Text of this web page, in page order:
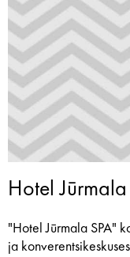
Hotel Jūrmala
"Hotel Jūrmala SPA"
ja